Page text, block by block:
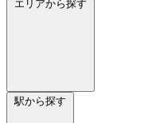
エリアから探す
駅から探す